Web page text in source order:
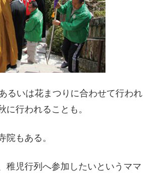
るいは花まつりに合わせて行われ
行われることも。
もある。
稚児行列へ参加したいというママ